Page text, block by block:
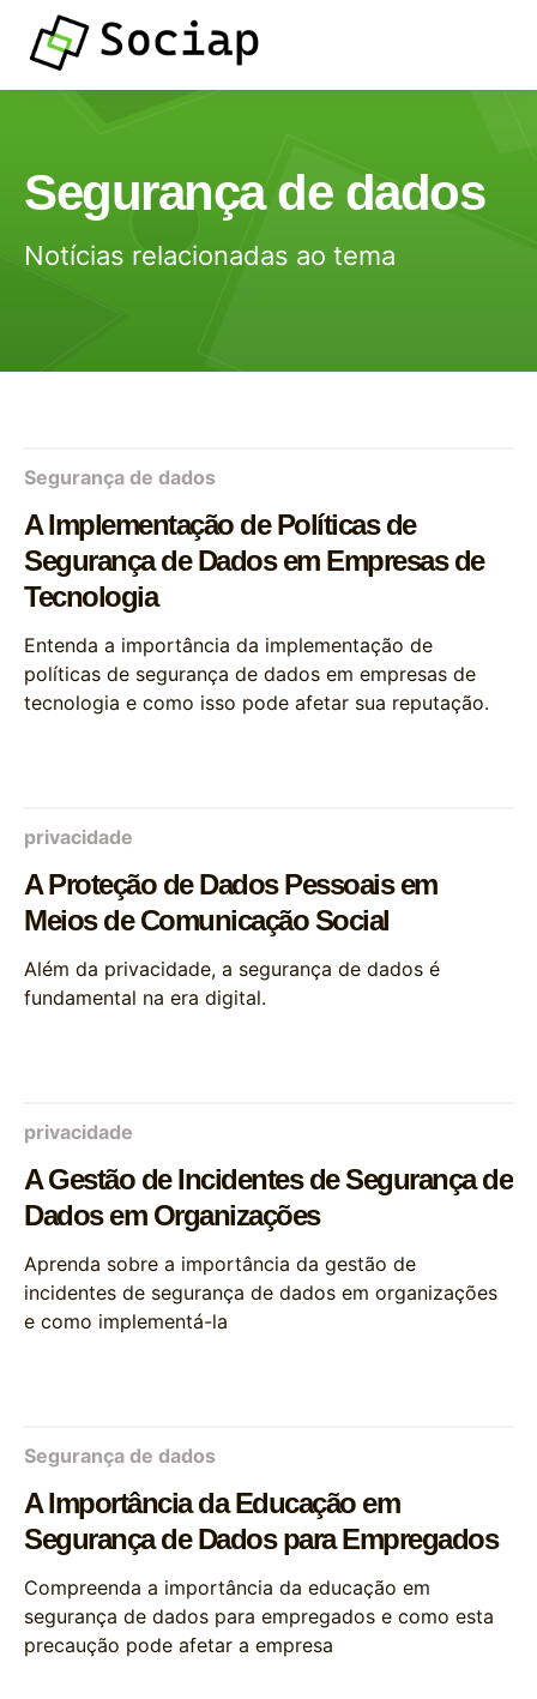
Segurança de dados
Notícias relacionadas ao tema
Segurança de dados
A Implementação de Políticas de
Segurança de Dados em Empresas de
Tecnologia
Entenda a importância da implementação de
políticas de segurança de dados em empresas de
tecnologia e como isso pode afetar sua reputação.
privacidade
A Proteção de Dados Pessoais em
Meios de Comunicação Social
Além da privacidade, a segurança de dados é
fundamental na era digital.
privacidade
A Gestão de Incidentes de Segurança de
Dados em Organizações
Aprenda sobre a importância da gestão de
incidentes de segurança de dados em organizações
e como implementá-la
Segurança de dados
A Importância da Educação em
Segurança de Dados para Empregados
Compreenda a importância da educação em
segurança de dados para empregados e como esta
precaução pode afetar a empresa